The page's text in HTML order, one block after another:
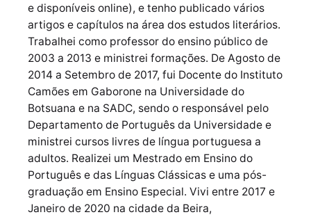
e disponíveis online), e tenho publicado vários
artigos e capítulos na área dos estudos literários.
Trabalhei como professor do ensino público de
2003 a 2013 e ministrei formações. De Agosto de
2014 a Setembro de 2017, fui Docente do Instituto
Camões em Gaborone na Universidade do
Botsuana e na SADC, sendo o responsável pelo
Departamento de Português da Universidade e
ministrei cursos livres de língua portuguesa a
adultos. Realizei um Mestrado em Ensino do
Português e das Línguas Clássicas e uma pós-
graduação em Ensino Especial. Vivi entre 2017 e
Janeiro de 2020 na cidade da Beira,